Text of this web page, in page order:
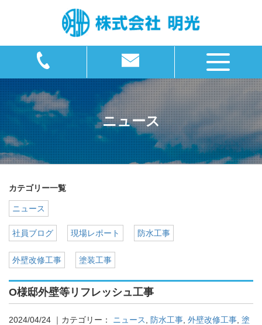
ニュース
カテゴリー一覧
ニュース
社員ブログ 現場レポート 防水工事
外壁改修工事 塗装工事
O様邸外壁等リフレッシュ工事
2024/04/24 ｜カテゴリー： ニュース 防水工事 外壁改修工事 塗